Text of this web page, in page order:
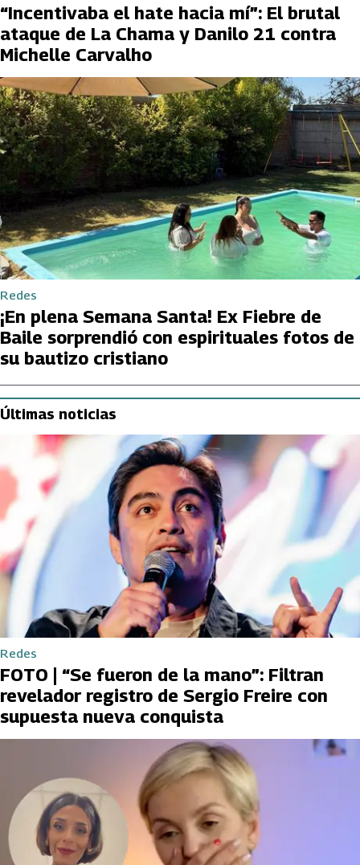
“Incentivaba el hate hacia mí”: El brutal
ataque de La Chama y Danilo 21 contra
Michelle Carvalho
Redes
¡En plena Semana Santa! Ex Fiebre de
Baile sorprendió con espirituales fotos de
su bautizo cristiano
Últimas noticias
Redes
FOTO | “Se fueron de la mano”: Filtran
revelador registro de Sergio Freire con
supuesta nueva conquista